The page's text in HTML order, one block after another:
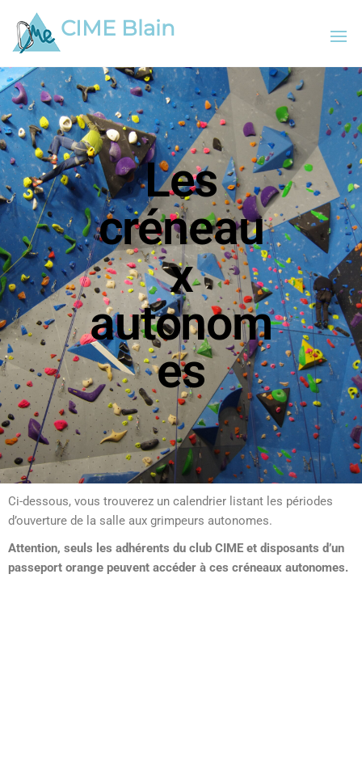
CIME Blain
Les
créneau
x
autonom
es
Ci-dessous, vous trouverez un calendrier listant les périodes
d’ouverture de la salle aux grimpeurs autonomes.
Attention, seuls les adhérents du club CIME et disposants d’un
passeport orange peuvent accéder à ces créneaux autonomes.